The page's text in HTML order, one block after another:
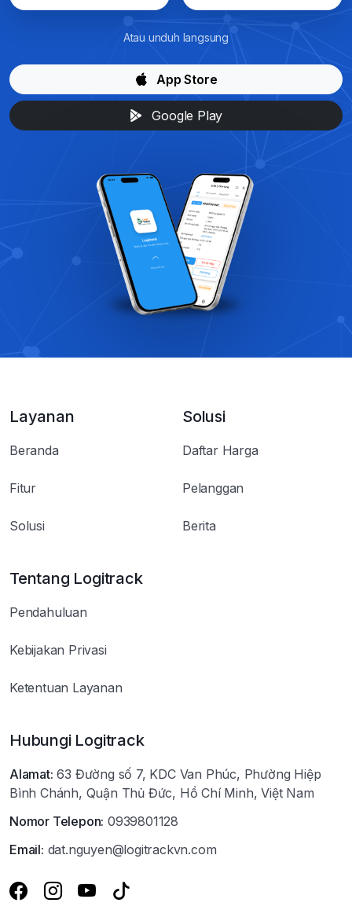
Atau unduh langsung
App Store
Google Play
Layanan
Beranda
Fitur
Solusi
Solusi
Daftar Harga
Pelanggan
Berita
Tentang Logitrack
Pendahuluan
Kebijakan Privasi
Ketentuan Layanan
Hubungi Logitrack
Alamat: 63 Đường số 7, KDC Van Phúc, Phường Hiệp
Bình Chánh, Quận Thủ Đức, Hồ Chí Minh, Việt Nam
Nomor Telepon: 0939801128
Email: dat.nguyen@logitrackvn.com